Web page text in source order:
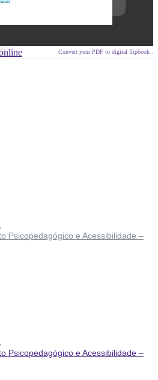
Convert your PDF to digital flipbook ↗
Psicopedagógico e Acessibilidade –
Psicopedagógico e Acessibilidade –